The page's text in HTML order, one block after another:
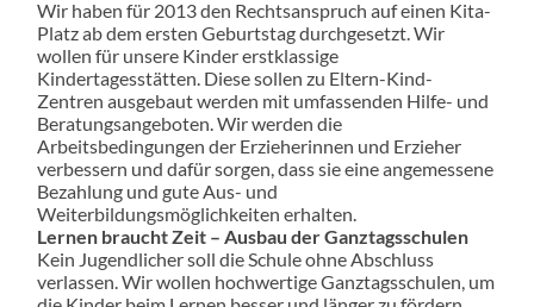
Wir haben für 2013 den Rechtsanspruch auf einen Kita-
Platz ab dem ersten Geburtstag durchgesetzt. Wir
wollen für unsere Kinder erstklassige
Kindertagesstätten. Diese sollen zu Eltern-Kind-
Zentren ausgebaut werden mit umfassenden Hilfe- und
Beratungsangeboten. Wir werden die
Arbeitsbedingungen der Erzieherinnen und Erzieher
verbessern und dafür sorgen, dass sie eine angemessene
Bezahlung und gute Aus- und
Weiterbildungsmöglichkeiten erhalten.
Lernen braucht Zeit – Ausbau der Ganztagsschulen
Kein Jugendlicher soll die Schule ohne Abschluss
verlassen. Wir wollen hochwertige Ganztagsschulen, um